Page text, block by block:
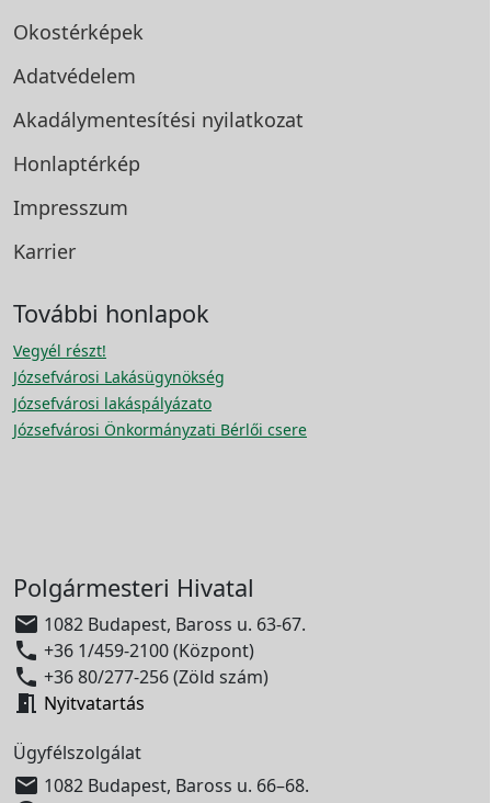
Okostérképek
Adatvédelem
Akadálymentesítési nyilatkozat
Honlaptérkép
Impresszum
Karrier
További honlapok
Vegyél részt!
Józsefvárosi Lakásügynökség
Józsefvárosi lakáspályázato
Józsefvárosi Önkormányzati Bérlői csere
Polgármesteri Hivatal
 1082 Budapest, Baross u. 63-67.
 +36 1/459-2100 (Központ)
 +36 80/277-256 (Zöld szám)
 Nyitvatartás
Ügyfélszolgálat
 1082 Budapest, Baross u. 66–68.